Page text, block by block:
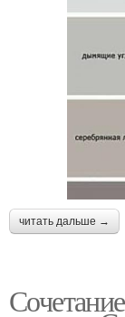
читать дальше →